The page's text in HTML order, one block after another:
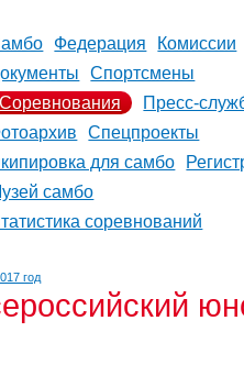
Федерация
Комиссии
Спортсмены
Соревнования
Пресс-
Спецпроекты
для самбо
самбо
соревнований
год